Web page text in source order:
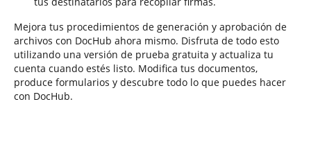
Mejora tus procedimientos de generación y aprobación de
archivos con DocHub ahora mismo. Disfruta de todo esto
utilizando una versión de prueba gratuita y actualiza tu
cuenta cuando estés listo. Modifica tus documentos,
produce formularios y descubre todo lo que puedes hacer
con DocHub.